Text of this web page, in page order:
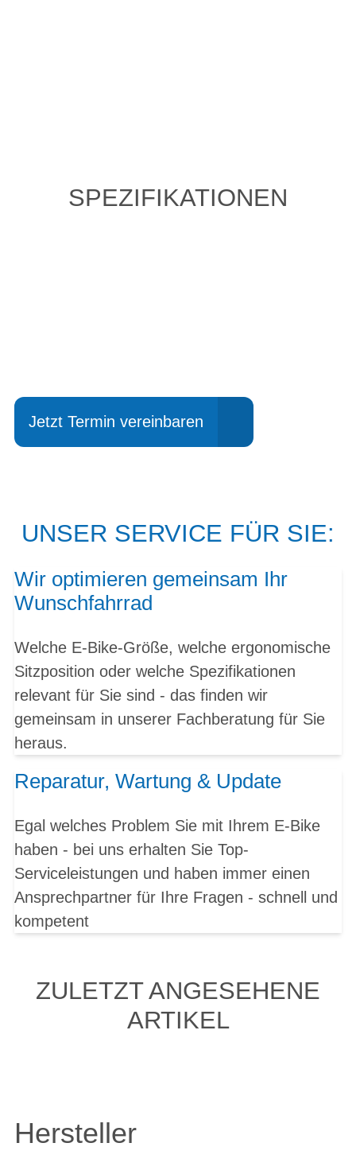
SPEZIFIKATIONEN
Jetzt Termin vereinbaren
UNSER SERVICE FÜR SIE:
Wir optimieren gemeinsam Ihr
Wunschfahrrad
Welche E-Bike-Größe, welche ergonomische
Sitzposition oder welche Spezifikationen
relevant für Sie sind - das finden wir
gemeinsam in unserer Fachberatung für Sie
heraus.
Reparatur, Wartung & Update
Egal welches Problem Sie mit Ihrem E-Bike
haben - bei uns erhalten Sie Top-
Serviceleistungen und haben immer einen
Ansprechpartner für Ihre Fragen - schnell und
kompetent
ZULETZT ANGESEHENE
ARTIKEL
Hersteller